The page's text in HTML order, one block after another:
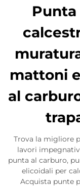
mattoni
al
Trova la migliore
lavori
punta al carburo,
elicoidali per
Acquista punte